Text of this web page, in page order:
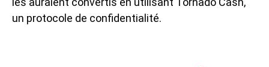
un protocole de confidentialité.